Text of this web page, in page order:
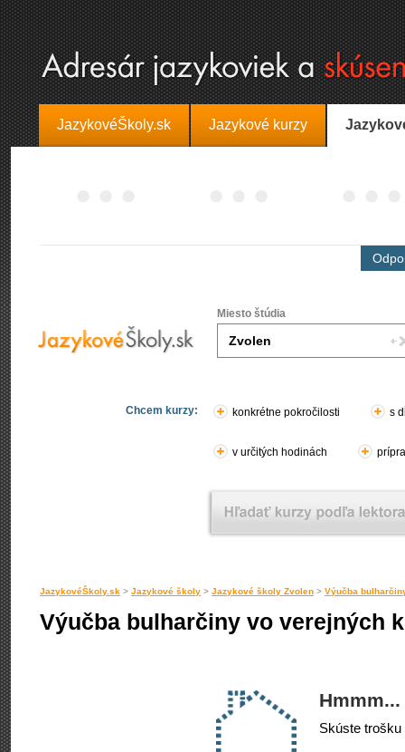
JazykovéŠkoly.sk Jazykové kurzy
Miesto štúdia
Chcem kurzy: konkrétne pokročilosti s
v určitých hodinách
JazykovéŠkoly.sk > Jazykové školy > Jazykové školy Zvolen > Výučba
Výučba bulharčiny vo verejných
Skúste